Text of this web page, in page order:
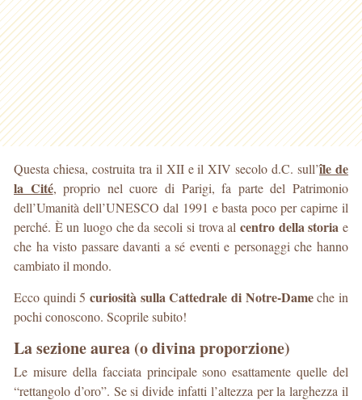
Questa chiesa, costruita tra il XII e il XIV secolo d.C. sull’île de
la Cité, proprio nel cuore di Parigi, fa parte del Patrimonio
dell’Umanità dell’UNESCO dal 1991 e basta poco per capirne il
perché. È un luogo che da secoli si trova al centro della storia e
che ha visto passare davanti a sé eventi e personaggi che hanno
cambiato il mondo.
Ecco quindi 5 curiosità sulla Cattedrale di Notre-Dameche in
pochi conoscono. Scoprile subito!
La sezione aurea (o divina proporzione)
Le misure della facciata principale sono esattamente quelle del
“rettangolo d’oro”. Se si divide infatti l’altezza per la larghezza il